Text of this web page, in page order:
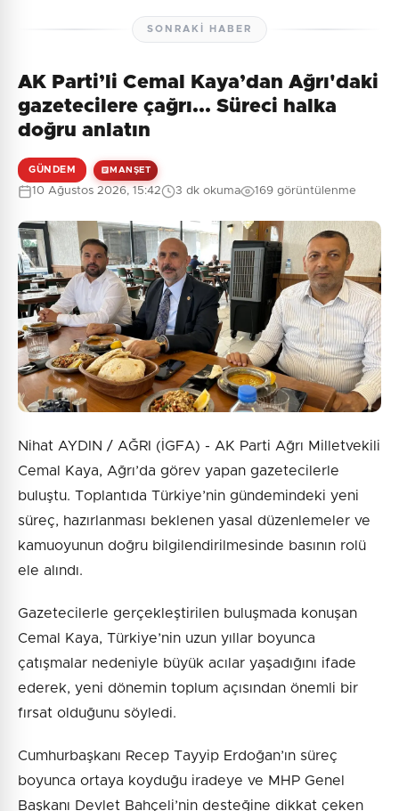
SONRAKI HABER
AK Parti’li Cemal Kaya’dan Ağrı'daki
gazetecilere çağrı... Süreci halka
doğru anlatın
GÜNDEM MANŞET
10 Ağustos 2026, 15:42 3 dk okuma 169 görüntülenme
Nihat AYDIN / AĞRI (İGFA) - AK Parti Ağrı Milletvekili
Cemal Kaya, Ağrı’da görev yapan gazetecilerle
buluştu. Toplantıda Türkiye’nin gündemindeki yeni
süreç, hazırlanması beklenen yasal düzenlemeler ve
kamuoyunun doğru bilgilendirilmesinde basının rolü
ele alındı.
Gazetecilerle gerçekleştirilen buluşmada konuşan
Cemal Kaya, Türkiye’nin uzun yıllar boyunca
çatışmalar nedeniyle büyük acılar yaşadığını ifade
ederek, yeni dönemin toplum açısından önemli bir
fırsat olduğunu söyledi.
Cumhurbaşkanı Recep Tayyip Erdoğan’ın süreç
boyunca ortaya koyduğu iradeye ve MHP Genel
Başkanı Devlet Bahçeli’nin desteğine dikkat çeken